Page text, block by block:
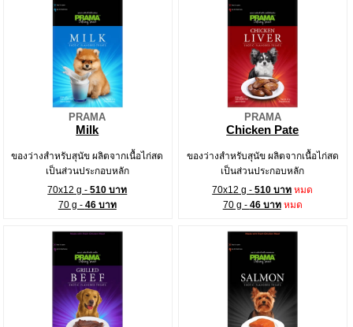
PRAMA
Milk
ของว่างสำหรับสุนัข ผลิตจากเนื้อไก่สด
เป็นส่วนประกอบหลัก
70x12 g -510 บาท
70 g - 46 บาท
PRAMA
Chicken Pate
ของว่างสำหรับสุนัข ผลิตจากเนื้อไก่สด
เป็นส่วนประกอบหลัก
70x12 g -510 บาท หมด
70 g - 46 บาท หมด